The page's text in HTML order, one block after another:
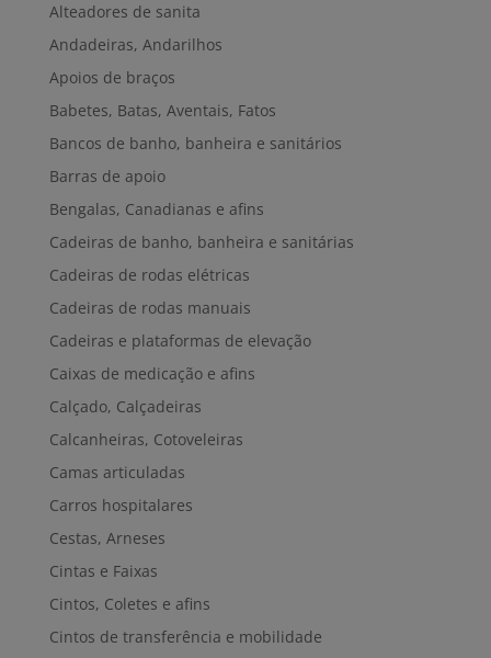
Alteadores de sanita
Andadeiras, Andarilhos
Apoios de braços
Babetes, Batas, Aventais, Fatos
Bancos de banho, banheira e sanitários
Barras de apoio
Bengalas, Canadianas e afins
Cadeiras de banho, banheira e sanitárias
Cadeiras de rodas elétricas
Cadeiras de rodas manuais
Cadeiras e plataformas de elevação
Caixas de medicação e afins
Calçado, Calçadeiras
Calcanheiras, Cotoveleiras
Camas articuladas
Carros hospitalares
Cestas, Arneses
Cintas e Faixas
Cintos, Coletes e afins
Cintos de transferência e mobilidade